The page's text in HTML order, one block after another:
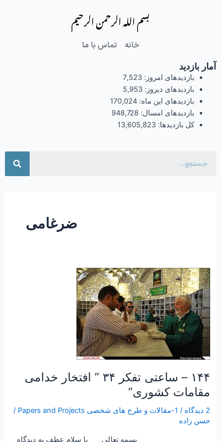
بسم الله الرحمن الرحیم
خانه تماس با ما
آمار بازدید
بازدیدهای امروز: 7,523
بازدیدهای دیروز: 5,953
بازدیدهای این ماه: 170,024
بازدیدهای امسال: 948,728
کل بازدیدها: 13,605,823
ضرغامی
۱۴۴ – ساعتی تفکر ۳۴ ” افتخار خدامی
مقامات کشوری”
2 دیدگاه / 1-مقالات و طرح های شخصی Papers and Projects
/
حسن زاده
بسمه تعالی با سلام عطف به دیدگاه
۱۴۴
–
ساعتی
تفکر
۳۴
”
خدامی
کشوری”